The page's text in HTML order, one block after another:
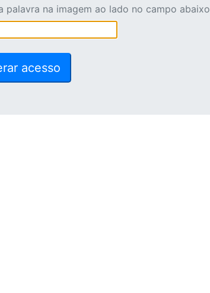
palavra na imagem ao lado no campo abaixo